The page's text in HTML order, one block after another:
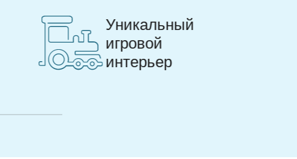
Игровые
методики
адаптации